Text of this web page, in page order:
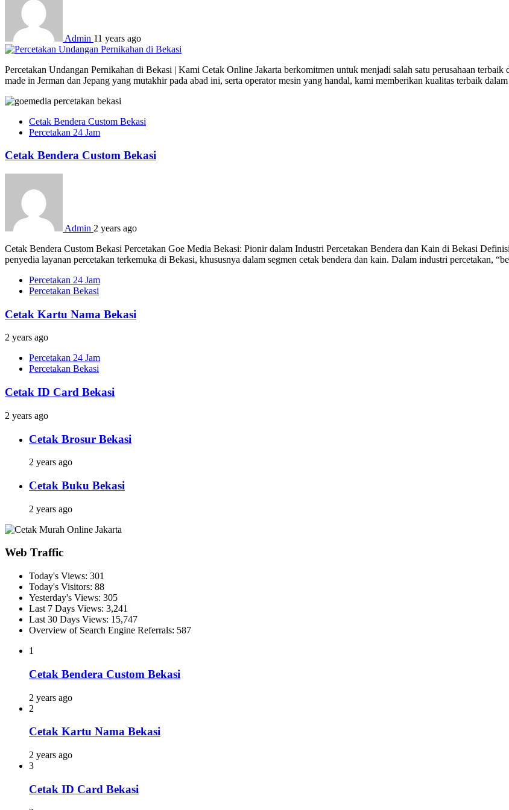
Admin 11 years ago
Percetakan Undangan Pernikahan di Bekasi | Kami Cetak Online Jakarta berkomitmen untuk menjadi salah satu perusahaan
made in Jerman dan Jepang yang mutakhir pada abad ini, serta operator mesin yang handal, kami memberikan kualitas terbaik
Cetak Bendera Custom Bekasi
Percetakan 24 Jam
Cetak Bendera Custom Bekasi
Admin 2 years ago
Cetak Bendera Custom Bekasi Percetakan Goe Media Bekasi: Pionir dalam Industri Percetakan Bendera dan Kain di Bekasi
penyedia layanan percetakan terkemuka di Bekasi, khususnya dalam segmen cetak bendera dan kain. Dalam industri percetakan,
Percetakan 24 Jam
Percetakan Bekasi
Cetak Kartu Nama Bekasi
2 years ago
Percetakan 24 Jam
Percetakan Bekasi
Cetak ID Card Bekasi
2 years ago
Cetak Brosur Bekasi
2 years ago
Cetak Buku Bekasi
2 years ago
Web Traffic
Today's Views: 301
Today's Visitors: 88
Yesterday's Views: 305
Last 7 Days Views: 3,241
Last 30 Days Views: 15,747
Overview of Search Engine Referrals: 587
1
Cetak Bendera Custom Bekasi
2 years ago
2
Cetak Kartu Nama Bekasi
2 years ago
3
Cetak ID Card Bekasi